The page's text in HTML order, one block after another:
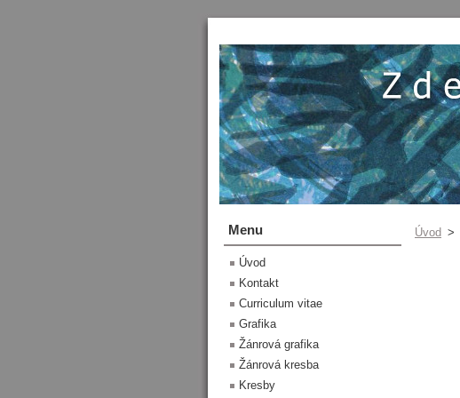
Úvod >
Menu
Úvod
Kontakt
Curriculum vitae
Grafika
Žánrová grafika
Žánrová kresba
Kresby